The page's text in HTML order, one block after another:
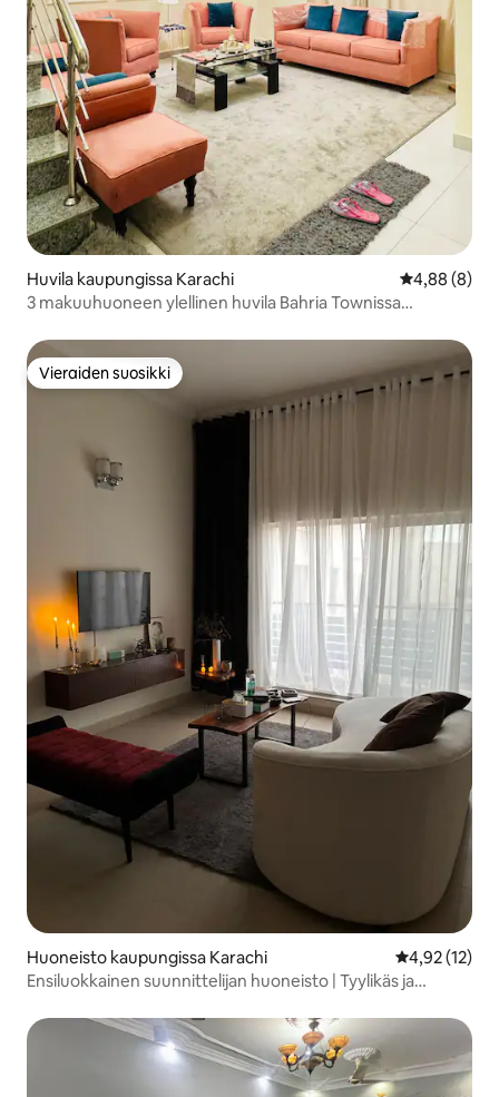
Huvila kaupungissa Karachi
4,88 (8)
3 makuuhuoneen ylellinen huvila Bahria Townissa
Vieraiden suosikki
Vieraiden suosikki
Huoneisto kaupungissa Karachi
4,92 (12)
Ensiluokkainen suunnittelijan huoneisto | Tyylikäs ja